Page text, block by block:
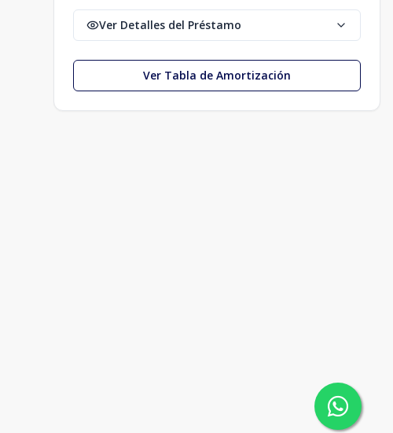
Ver Detalles del Préstamo
Ver Tabla de Amortización